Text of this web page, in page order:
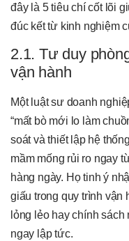
đây là 5 tiêu chí cốt lõi
đúc kết từ kinh nghiệm
2.1. Tư duy
vận hành
Một luật sư doanh
“mất bò mới lo làm
soát và thiết lập hệ
mầm mống rủi ro ngay
hàng ngày. Họ tinh ý
giấu trong quy trình vận
lỏng lẻo hay chính
ngay lập tức.